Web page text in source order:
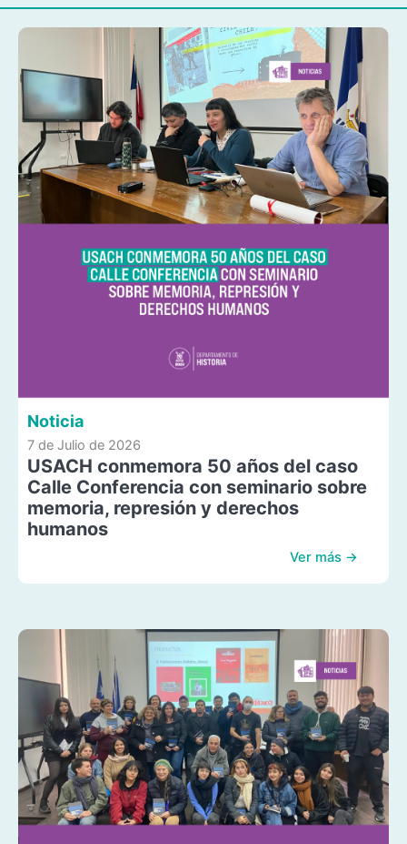
Noticia
7 de Julio de 2026
USACH conmemora 50 años del caso
Calle Conferencia con seminario sobre
memoria, represión y derechos
humanos
Ver más →